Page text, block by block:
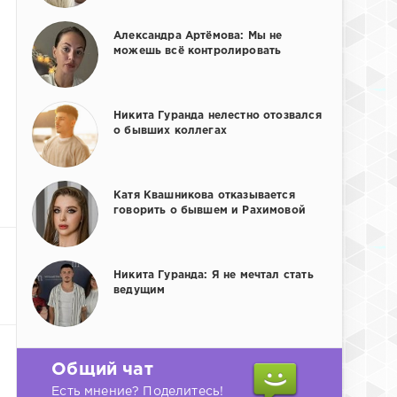
Александра Артёмова: Мы не
можешь всё контролировать
Никита Гуранда нелестно отозвался
о бывших коллегах
Катя Квашникова отказывается
говорить о бывшем и Рахимовой
Никита Гуранда: Я не мечтал стать
ведущим
Общий чат
Есть мнение? Поделитесь!